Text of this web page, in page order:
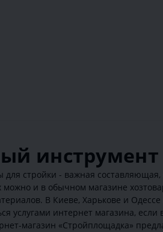
инструмент
стройки - важная составляющая,
можно и в обычном магазине
В Киеве, Харькове и
услугами интернет магазина, если
магазин «Стройплощадка»